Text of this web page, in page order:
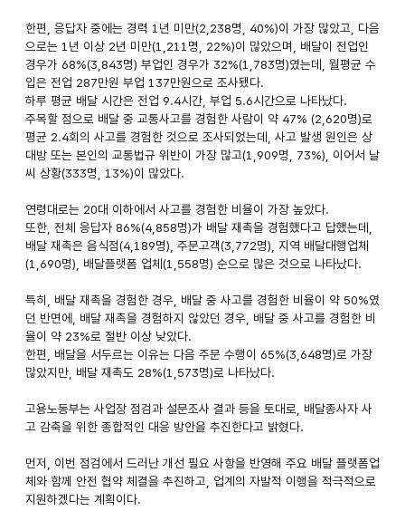
한편, 응답자 중에는 경력 1년 미만(2,238명, 40%)이 가장 많았고, 다음
으로는 1년 이상 2년 미만(1,211명, 22%)이 많았으며, 배달이 전업인
경우가 68%(3,843명) 부업인 경우가 32%(1,783명)였는데, 월평균 수
입은 전업 287만원 부업 137만원으로 조사됐다.
하루 평균 배달 시간은 전업 9.4시간, 부업 5.6시간으로 나타났다.
주목할 점으로 배달 중 교통사고를 경험한 사람이 약 47% (2,620명)로
평균 2.4회의 사고를 경험한 것으로 조사되었는데, 사고 발생 원인은 상
대방 또는 본인의 교통법규 위반이 가장 많고(1,909명, 73%), 이어서 날
씨 상황(333명, 13%)이 많았다.
연령대로는 20대 이하에서 사고를 경험한 비율이 가장 높았다.
또한, 전체 응답자 86%(4,858명)가 배달 재촉을 경험했다고 답했는데,
배달 재촉은 음식점(4,189명), 주문고객(3,772명), 지역 배달대행업체
(1,690명), 배달플랫폼 업체(1,558명) 순으로 많은 것으로 나타났다.
특히, 배달 재촉을 경험한 경우, 배달 중 사고를 경험한 비율이 약 50%였
던 반면에, 배달 재촉을 경험하지 않았던 경우, 배달 중 사고를 경험한 비
율이 약 23%로 절반 이상 낮았다.
한편, 배달을 서두르는 이유는 다음 주문 수행이 65%(3,648명)로 가장
많았지만, 배달 재촉도 28%(1,573명)로 나타났다.
고용노동부는 사업장 점검과 설문조사 결과 등을 토대로, 배달종사자 사
고 감축을 위한 종합적인 대응 방안을 추진한다고 밝혔다.
먼저, 이번 점검에서 드러난 개선 필요 사항을 반영해 주요 배달 플랫폼업
체와 함께 안전 협약 체결을 추진하고, 업계의 자발적 이행을 적극적으로
지원하겠다는 계획이다.